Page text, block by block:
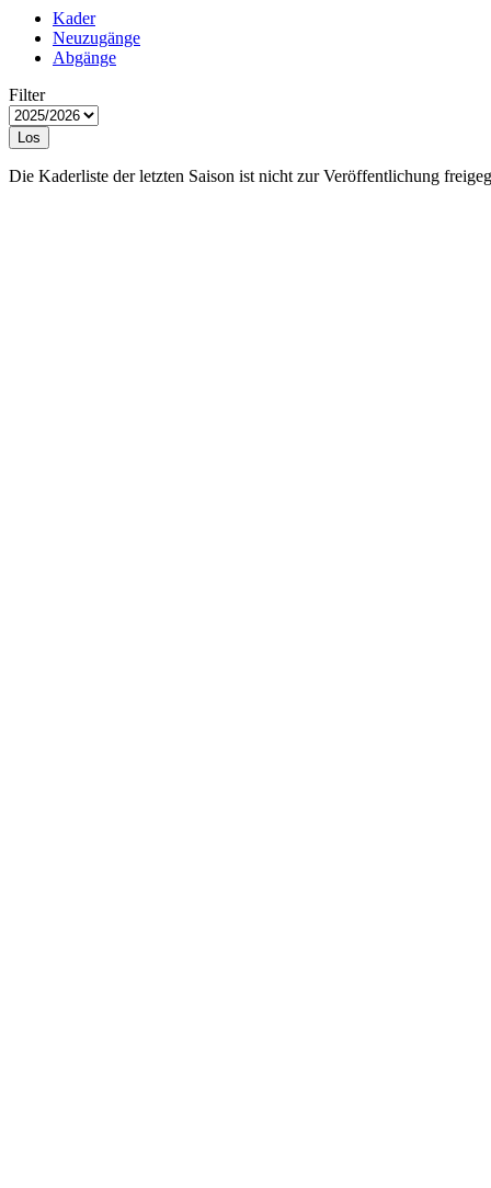
Kader
Neuzugänge
Abgänge
Filter
Los
Die Kaderliste der letzten Saison ist nicht zur Veröffentlichung